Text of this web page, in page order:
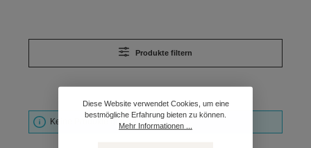
Produkte filtern
Keine Produkte gefunden.
Diese Website verwendet Cookies, um eine
bestmögliche Erfahrung bieten zu können.
Mehr Informationen ...